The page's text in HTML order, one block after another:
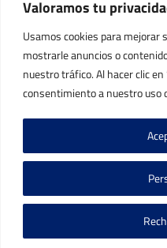
Valoramos tu
Usamos cookies para mejorar
mostrarle anuncios o
nuestro tráfico. Al hacer clic en
consentimiento a nuestro uso
Términos y condiciones
Mi cuenta
Contacto